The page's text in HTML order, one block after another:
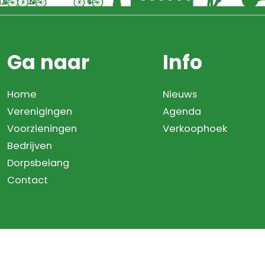
Ga naar
Home
Verenigingen
Voorzieningen
Bedrijven
Dorpsbelang
Contact
Info
Nieuws
Agenda
Verkoophoek